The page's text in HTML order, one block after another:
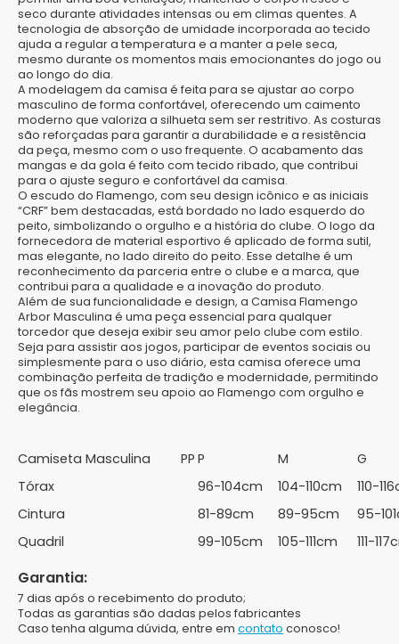
seco durante atividades intensas ou em climas quentes. A
tecnologia de absorção de umidade incorporada ao tecido
ajuda a regular a temperatura e a manter a pele seca,
mesmo durante os momentos mais emocionantes do jogo ou
ao longo do dia.
A modelagem da camisa é feita para se ajustar ao corpo
masculino de forma confortável, oferecendo um caimento
moderno que valoriza a silhueta sem ser restritivo. As costuras
são reforçadas para garantir a durabilidade e a resistência
da peça, mesmo com o uso frequente. O acabamento das
mangas e da gola é feito com tecido ribado, que contribui
para o ajuste seguro e confortável da camisa.
O escudo do Flamengo, com seu design icônico e as iniciais
“CRF” bem destacadas, está bordado no lado esquerdo do
peito, simbolizando o orgulho e a história do clube. O logo da
fornecedora de material esportivo é aplicado de forma sutil,
mas elegante, no lado direito do peito. Esse detalhe é um
reconhecimento da parceria entre o clube e a marca, que
contribui para a qualidade e a inovação do produto.
Além de sua funcionalidade e design, a Camisa Flamengo
Arbor Masculina é uma peça essencial para qualquer
torcedor que deseja exibir seu amor pelo clube com estilo.
Seja para assistir aos jogos, participar de eventos sociais ou
simplesmente para o uso diário, esta camisa oferece uma
combinação perfeita de tradição e modernidade, permitindo
que os fãs mostrem seu apoio ao Flamengo com orgulho e
elegância.
Camiseta Masculina PP P M
G
Tórax
96-104cm 104-110cm
110-
Cintura
81-89cm 89-95cm
95-
Quadril
99-105cm 105-111cm 111-
Garantia:
7 dias após o recebimento do produto;
Todas as garantias são dadas pelos fabricantes
Caso tenha alguma dúvida, entre em contato conosco!